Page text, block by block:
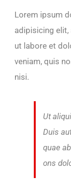
Lorem ipsum
adipisicing
ut labore et
veniam, quis
nisi.
Ut
Duis
quae
ons